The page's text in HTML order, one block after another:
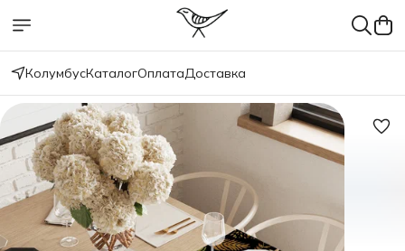
КолумбусКаталогОплатаДоставка